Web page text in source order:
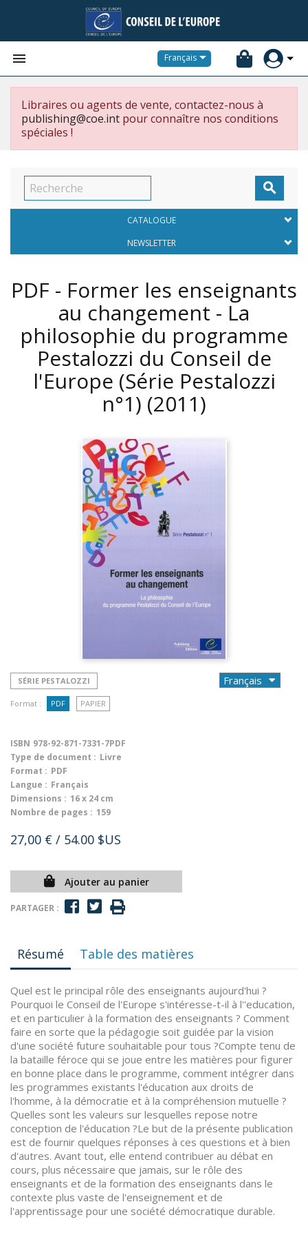
 Français
Libraires ou agents de vente, contactez-nous à
publishing@coe.int pour connaître nos conditions
spéciales !

CATALOGUE
NEWSLETTER
PDF - Former les enseignants
au changement - La
philosophie du programme
Pestalozzi du Conseil de
l'Europe (Série Pestalozzi
n°1) (2011)
SÉRIE PESTALOZZI
Format : PDF PAPIER
ISBN 978-92-871-7331-7PDF
Type de document : Livre
Format : PDF
Langue : Français
Dimensions : 16 x 24 cm
Nombre de pages : 159
27,00 € / 54.00 $US
Ajouter au panier
PARTAGER :
Résumé Table des matières
Quel est le principal rôle des enseignants aujourd'hui ?
Pourquoi le Conseil de l'Europe s'intéresse-t-il à l''education,
et en particulier à la formation des enseignants ? Comment
faire en sorte que la pédagogie soit guidée par la vision
d'une société future souhaitable pour tous ?Compte tenu de
la bataille féroce qui se joue entre les matières pour figurer
en bonne place dans le programme, comment intégrer dans
les programmes existants l'éducation aux droits de
l'homme, à la démocratie et à la compréhension mutuelle ?
Quelles sont les valeurs sur lesquelles repose notre
conception de l'éducation ?Le but de la présente publication
est de fournir quelques réponses à ces questions et à bien
d'autres. Avant tout, elle entend contribuer au débat en
cours, plus nécessaire que jamais, sur le rôle des
enseignants et de la formation des enseignants dans le
contexte plus vaste de l'enseignement et de
l'apprentissage pour une société démocratique durable.